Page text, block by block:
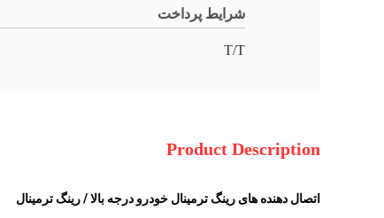
شرایط پرداخت
T/T
Product Description
اتصال دهنده های رینگ ترمینال خودرو درجه بالا / رینگ ترمینال